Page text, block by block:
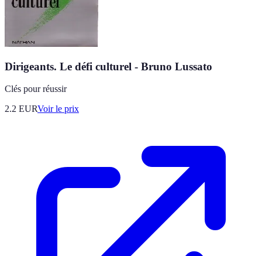
Dirigeants. Le défi culturel - Bruno Lussato
Clés pour réussir
2.2 EURVoir le prix